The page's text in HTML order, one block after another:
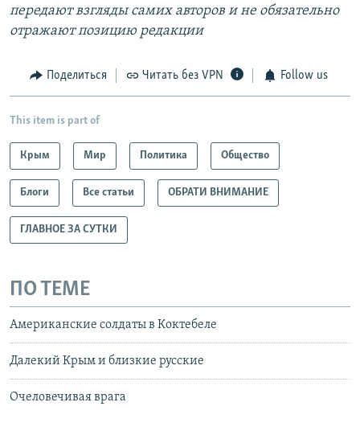
передают взгляды самих авторов и не обязательно
отражают позицию редакции
Поделиться Читать без VPN Follow us
This item is part of
Крым Мир Политика Общество
Блоги Все статьи ОБРАТИ ВНИМАНИЕ
ГЛАВНОЕ ЗА СУТКИ
ПО ТЕМЕ
Американские солдаты в Коктебеле
Далекий Крым и близкие русские
Очеловечивая врага